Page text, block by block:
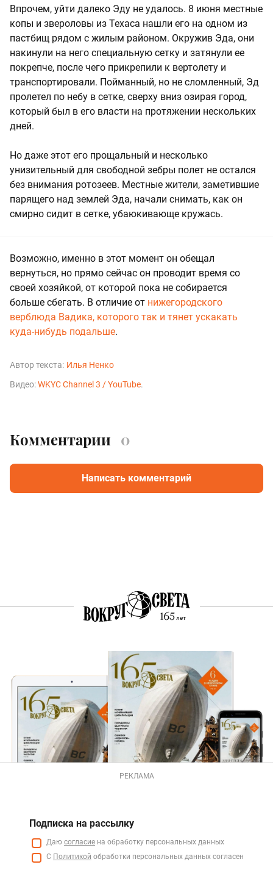
Впрочем, уйти далеко Эду не удалось. 8 июня местные
копы и звероловы из Техаса нашли его на одном из
пастбищ рядом с жилым районом. Окружив Эда, они
накинули на него специальную сетку и затянули ее
покрепче, после чего прикрепили к вертолету и
транспортировали. Пойманный, но не сломленный, Эд
пролетел по небу в сетке, сверху вниз озирая город,
который был в его власти на протяжении нескольких
дней.
Но даже этот его прощальный и несколько
унизительный для свободной зебры полет не остался
без внимания ротозеев. Местные жители, заметившие
парящего над землей Эда, начали снимать, как он
смирно сидит в сетке, убаюкивающе кружась.
Возможно, именно в этот момент он обещал
вернуться, но прямо сейчас он проводит время со
своей хозяйкой, от которой пока не собирается
больше сбегать. В отличие от нижегородского
верблюда Вадика, которого так и тянет ускакать
куда-нибудь подальше.
Автор текста: Илья Ненко
Видео:WKYC Channel 3 / YouTube.
Комментарии 0
Написать комментарий
РЕКЛАМА
Подписка на рассылку
Даю согласие на обработку персональных данных
С Политикой обработки персональных данных согласен